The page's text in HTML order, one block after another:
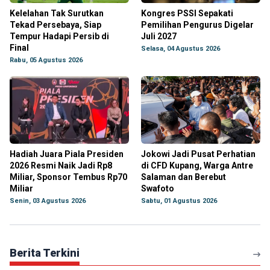
Kelelahan Tak Surutkan
Tekad Persebaya, Siap
Tempur Hadapi Persib di
Final
Rabu, 05 Agustus 2026
Kongres PSSI Sepakati
Pemilihan Pengurus Digelar
Juli 2027
Selasa, 04 Agustus 2026
Hadiah Juara Piala Presiden
2026 Resmi Naik Jadi Rp8
Miliar, Sponsor Tembus Rp70
Miliar
Senin, 03 Agustus 2026
Jokowi Jadi Pusat Perhatian
di CFD Kupang, Warga Antre
Salaman dan Berebut
Swafoto
Sabtu, 01 Agustus 2026
Berita Terkini